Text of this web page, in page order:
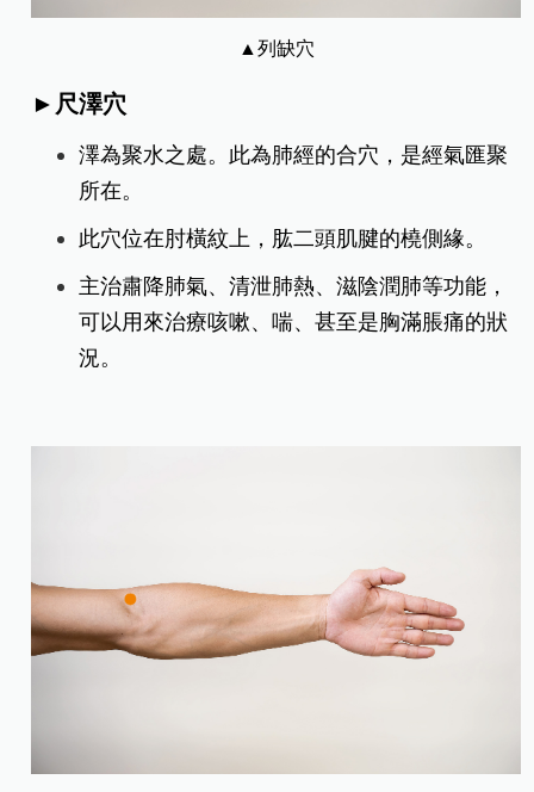
▲列缺穴
►尺澤穴
澤為聚水之處。此為肺經的合穴，是經氣匯聚
所在。
此穴位在肘橫紋上，肱二頭肌腱的橈側緣。
主治肅降肺氣、清泄肺熱、滋陰潤肺等功能，
可以用來治療咳嗽、喘、甚至是胸滿脹痛的狀
況。